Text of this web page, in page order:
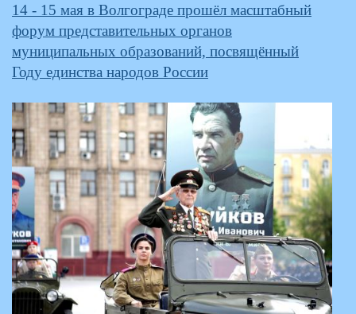
14 - 15 мая в Волгограде прошёл масштабный
форум представительных органов
муниципальных образований, посвящённый
Году единства народов России